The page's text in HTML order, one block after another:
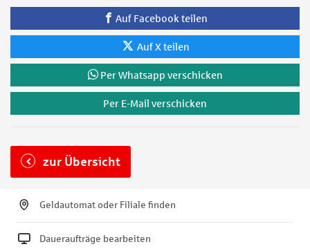
Auf Facebook teilen
Auf X teilen
Per Whatsapp verschicken
Per E-Mail verschicken
zur Übersicht
Geldautomat oder Filiale finden
Daueraufträge bearbeiten